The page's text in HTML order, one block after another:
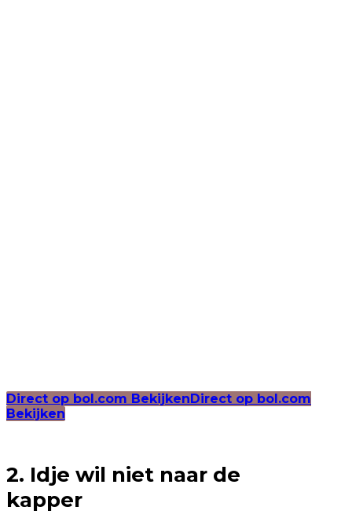
Direct op bol.com BekijkenDirect op bol.com
Bekijken
2. Idje wil niet naar de
kapper